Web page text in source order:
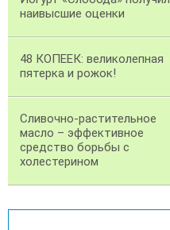
наивысшие оценки
48 КОПЕЕК: великолепная
пятерка и рожок!
Сливочно-растительное
масло – эффективное
средство борьбы с
холестерином